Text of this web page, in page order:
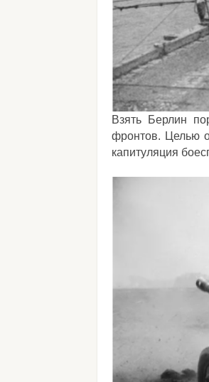
Взять Берлин
фронтов. Целью
капитуляция